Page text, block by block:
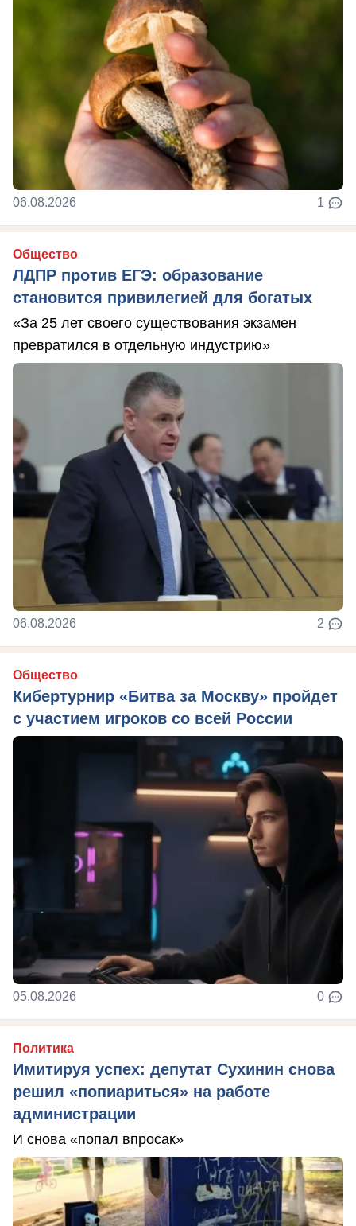
06.08.2026 1
Общество
ЛДПР против ЕГЭ: образование
становится привилегией для богатых
«За 25 лет своего существования экзамен
превратился в отдельную индустрию»
06.08.2026 2
Общество
Кибертурнир «Битва за Москву» пройдет
с участием игроков со всей России
05.08.2026 0
Политика
Имитируя успех: депутат Сухинин снова
решил «попиариться» на работе
администрации
И снова «попал впросак»